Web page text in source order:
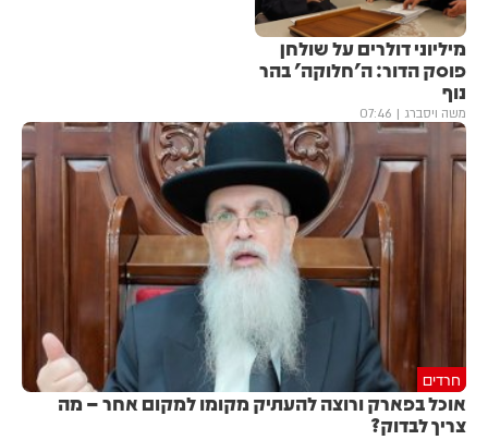
מיליוני דולרים על שולחן
פוסק הדור: ה'חלוקה' בהר
נוף
משה ויסברג 07:46
חרדים
אוכל בפארק ורוצה להעתיק מקומו למקום אחר – מה
צריך לבדוק?